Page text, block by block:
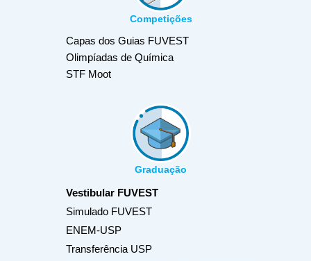
Competições
Capas dos Guias FUVEST
Olimpíadas de Química
STF Moot
Graduação
Vestibular FUVEST
Simulado FUVEST
ENEM-USP
Transferência USP